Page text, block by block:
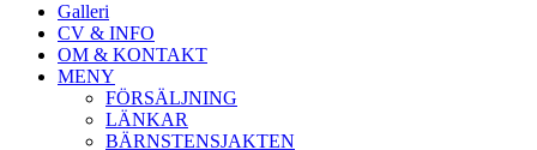
Galleri
CV & INFO
OM & KONTAKT
MENY
FÖRSÄLJNING
LÄNKAR
BÄRNSTENSJAKTEN